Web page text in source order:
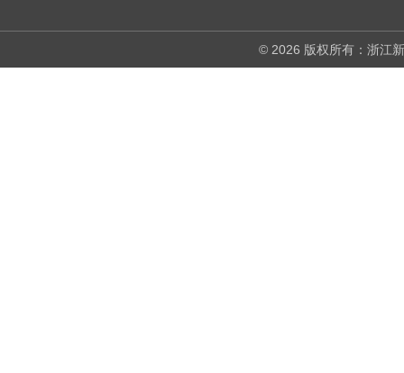
© 2026 版权所有：浙江